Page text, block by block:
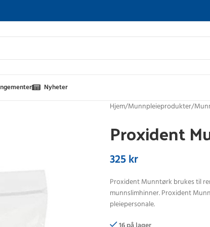
Nyheter
Hjem Munnpleieprodukter
Proxident
325kr
Proxident Munntørk brukes til
munnslimhinner. Proxident
pleiepersonale.